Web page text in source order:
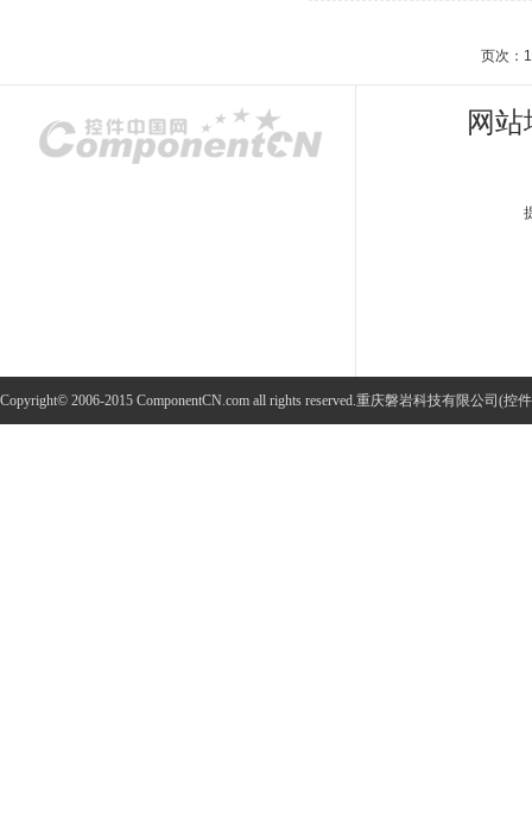
页次：
网
Copyright© 2006-2015 ComponentCN.com all rights reserved.重庆磐岩科技有限公司(